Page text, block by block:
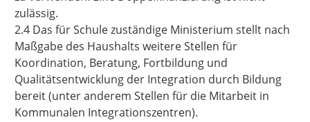
zulässig.
2.4 Das für Schule zuständige Ministerium stellt nach
Maßgabe des Haushalts weitere Stellen für
Koordination, Beratung, Fortbildung und
Qualitätsentwicklung der Integration durch Bildung
bereit (unter anderem Stellen für die Mitarbeit in
Kommunalen Integrationszentren).